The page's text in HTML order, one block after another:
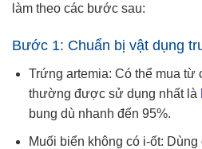
làm theo các bước sau:
Bước 1: Chuẩn bị vật dụng
Trứng artemia: Có thể mua từ
thường được sử dụng nhất là
bung dù nhanh đến 95%.
Muối biển không có i-ốt: